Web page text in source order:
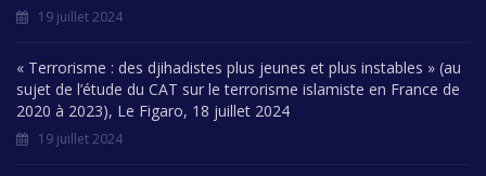
19 juillet 2024
« Terrorisme : des djihadistes plus jeunes et plus instables » (au
sujet de l’étude du CAT sur le terrorisme islamiste en France de
2020 à 2023), Le Figaro, 18 juillet 2024
19 juillet 2024